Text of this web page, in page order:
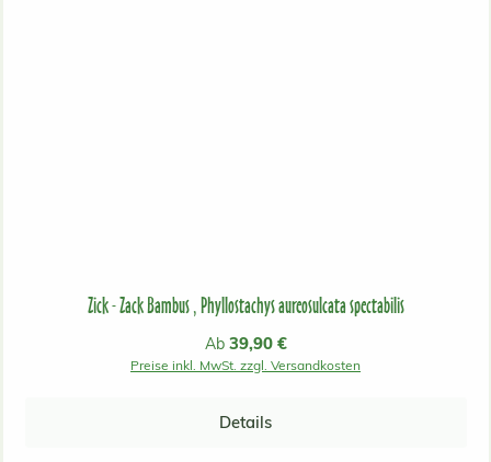
Zick - Zack Bambus , Phyllostachys aureosulcata spectabilis
Regulärer Preis:
Ab 39,90 €
Preise inkl. MwSt. zzgl. Versandkosten
Details